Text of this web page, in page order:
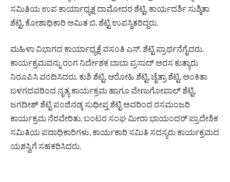
ಸಮಿತಿಯ ಉಪ ಕಾರ್ಯಾಧ್ಯಕ್ಷ ದಾಮೋದರ ಶೆಟ್ಟಿ, ಕಾರ್ಯದರ್ಶಿ ಸುಶ್ಮಿತಾ
ಶೆಟ್ಟಿ, ಕೋಶಾಧಿಕಾರಿ ಅಮಿತ ಬಿ. ಶೆಟ್ಟಿ ಉಪಸ್ಥಿತರಿದ್ದರು.
ಮಹಿಳಾ ವಿಭಾಗದ ಕಾರ್ಯಾಧ್ಯಕ್ಷೆ ವಸಂತಿ ಎಸ್. ಶೆಟ್ಟಿ ಪ್ರಾರ್ಥನೆಗೈದರು.
ಕಾರ್ಯಕ್ರಮವನ್ನು ರಂಗ ನಿರ್ದೇಶಕ ಬಾಬಾ ಪ್ರಸಾದ್ ಅರಸ ಕುತ್ಯಾರು
ನಿರೂಪಿಸಿ ವಂದಿಸಿದರು. ಕುಶಿ ಶೆಟ್ಟಿ, ಆರೋಹಿ ಶೆಟ್ಟಿ, ಚೈತ್ರಾ ಶೆಟ್ಟಿ, ಅಂಕಿತಾ
ಬಳಗದವರಿಂದ ನೃತ್ಯ ಕಾರ್ಯಕ್ರಮ ಹಾಗೂ ವೇಣುಗೋಪಾಲ್ ಶೆಟ್ಟಿ,
ಜಗದೀಶ್ ಶೆಟ್ಟಿ ಪಂಜಿನಡ್ಕ ಸುಧೀಪ್ತ ಶೆಟ್ಟಿ ಅವರಿಂದ ರಸಮಂಜರಿ
ಕಾರ್ಯಕ್ರಮ ನೆರವೇರಿತು. ಬಂಟರ ಸಂಘ ಮೀರಾ ಭಾಯಂದರ್ ಪ್ರಾದೇಶಿಕ
ಸಮಿತಿಯ ಪದಾಧಿಕಾರಿಗಳು, ಕಾರ್ಯಕಾರಿ ಸಮಿತಿ ಸದಸ್ಯರು ಕಾರ್ಯಕ್ರಮದ
ಯಶಸ್ವಿಗೆ ಸಹಕರಿಸಿದರು.